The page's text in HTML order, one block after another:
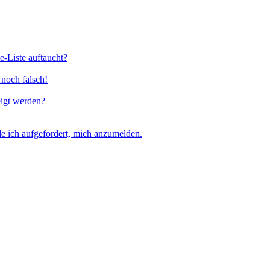
Liste auftaucht?
falsch!
werden?
ich aufgefordert, mich anzumelden.